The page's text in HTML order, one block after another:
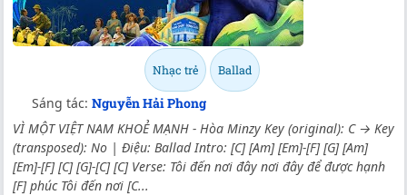
Nhạc trẻ Ballad
Sáng tác: Nguyễn Hải Phong
VÌ MỘT VIỆT NAM KHOẺ MẠNH - Hòa Minzy Key (original): C → Key
(transposed): No | Điệu: Ballad Intro: [C] [Am] [Em]-[F] [G] [Am]
[Em]-[F] [C] [G]-[C] [C] Verse: Tôi đến nơi đây nơi đây để được hạnh
[F] phúc Tôi đến nơi [C...